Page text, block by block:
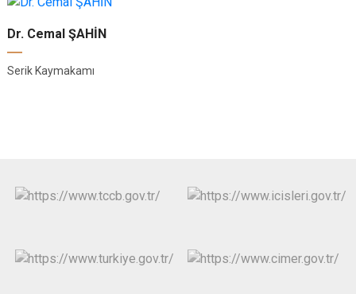
Dr. Cemal ŞAHİN
Serik Kaymakamı